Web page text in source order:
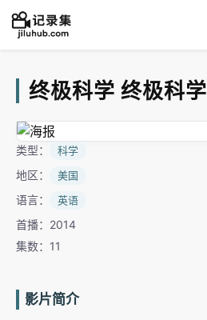
终极科学 终极科学
类型： 科学
地区： 美国
语言： 英语
首播：2014
集数：11
影片简介